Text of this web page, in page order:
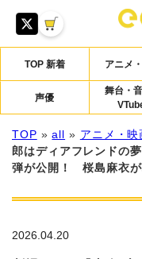
TOP 新着 アニメ
声優
舞台・
TOP »all » アニメ・映
郎はディアフレンドの
弾が公開！ 桜島麻衣が
2026.04.20